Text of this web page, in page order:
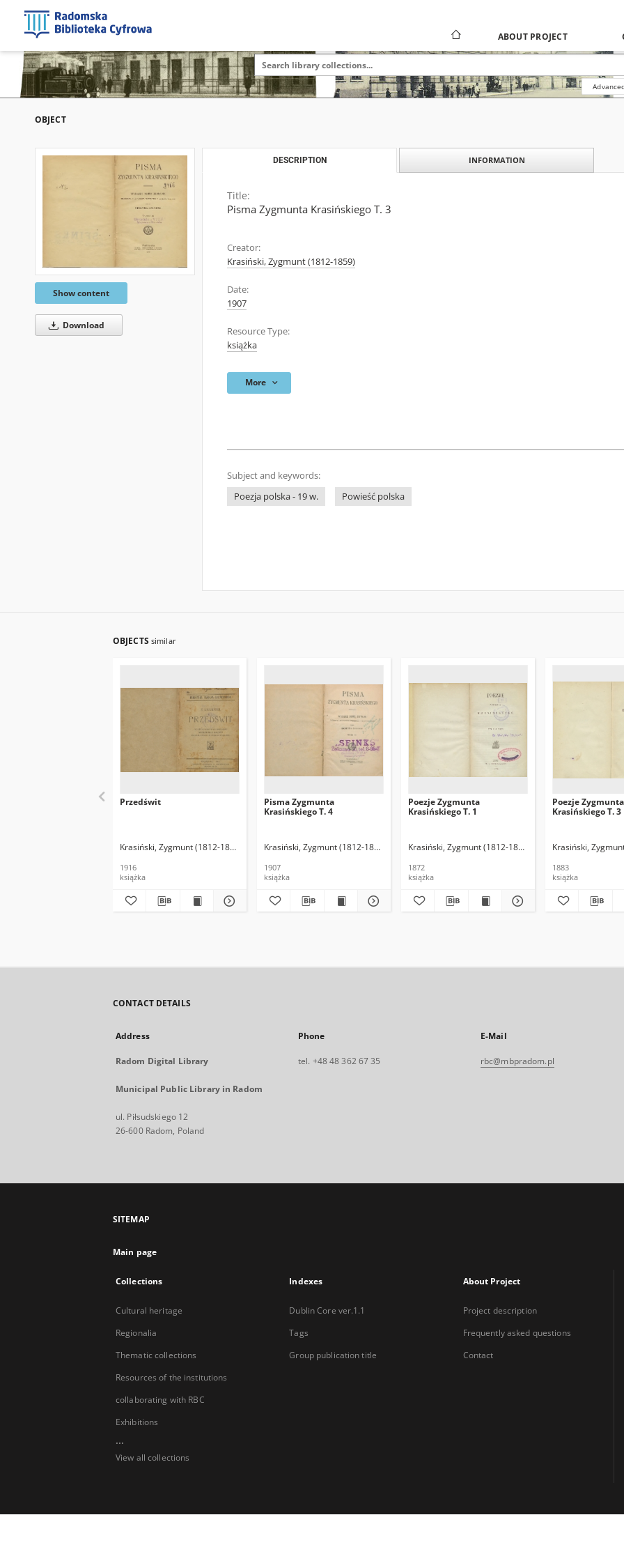
ABOUT PROJECT
OBJECT
Show content
Download
DESCRIPTION INFORMATION
Title:
Pisma Zygmunta Krasińskiego T. 3
Creator:
Krasiński, Zygmunt (1812-1859)
Date:
1907
Resource Type:
książka
More
Subject and keywords:
Poezja polska - 19 w.
Powieść polska
OBJECTS similar
Przedświt
Krasiński, Zygmunt (1812-1859) Gałecki, Włodzimierz (1888-1968). Oprac.
1916
książka
Pisma Zygmunta
Krasińskiego T. 4
Krasiński, Zygmunt (1812-1859) Galle, Henryk (1872-1948). Oprac.
1907
książka
Poezje Zygmunta
Krasińskiego T. 1
Krasiński, Zygmunt (1812-1859)
1872
książka
Poezje Zygmunta
Krasińskiego T. 3
Krasiński,
1883
książka
CONTACT DETAILS
Address
Radom Digital Library
Municipal Public Library in Radom
ul. Piłsudskiego 12
26-600 Radom, Poland
Phone
tel. +48 48 362 67 35
E-Mail
rbc@mbpradom.pl
SITEMAP
Main page
Collections
Cultural heritage
Regionalia
Thematic collections
Resources of the institutions
collaborating with RBC
Exhibitions
...
View all collections
Indexes
Dublin Core ver.1.1
Tags
Group publication title
About Project
Project description
Frequently asked questions
Contact